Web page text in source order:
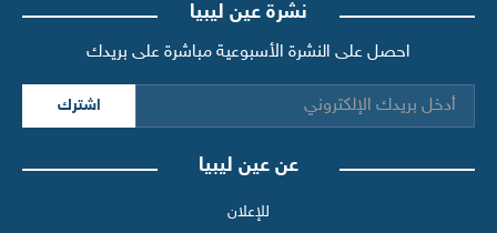
نشرة عين ليبيا
احصل على النشرة الأسبوعية مباشرة على بريدك
اشترك
عن عين ليبيا
للإعلان